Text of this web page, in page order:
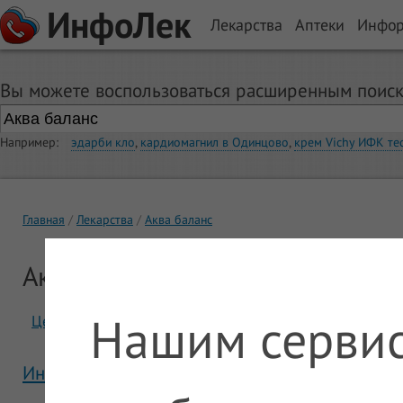
ИнфоЛек Лекарства Аптеки
Вы можете воспользоваться расширенным
Например: эдарби кло, кардиомагнил в Одинцово, крем Vichy ИФК
Главная Лекарства Аква баланс
Аква баланс
Цены Отзывы
Инструкция Аква баланс
Нашим